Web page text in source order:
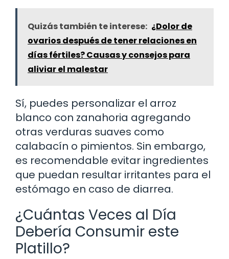
Quizás también te interese: ¿Dolor de
ovarios después de tener relaciones en
días fértiles? Causas y consejos para
aliviar el malestar
Sí, puedes personalizar el arroz
blanco con zanahoria agregando
otras verduras suaves como
calabacín o pimientos. Sin embargo,
es recomendable evitar ingredientes
que puedan resultar irritantes para el
estómago en caso de diarrea.
¿Cuántas Veces al Día
Debería Consumir este
Platillo?